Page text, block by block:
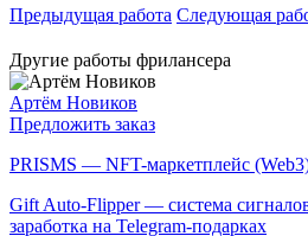
Предыдущая работа Следующая
Другие работы фрилансера
Артём Новиков
Предложить заказ
PRISMS — NFT-маркетплейс
Gift Auto-Flipper — система
заработка на Telegram-подарках